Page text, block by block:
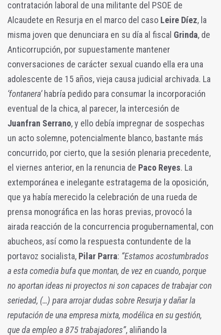
contratación laboral de una militante del PSOE de
Alcaudete en Resurja en el marco del caso Leire Díez, la
misma joven que denunciara en su día al fiscal Grinda, de
Anticorrupción, por supuestamente mantener
conversaciones de carácter sexual cuando ella era una
adolescente de 15 años, vieja causa judicial archivada. La
‘fontanera’habría pedido para consumar la incorporación
eventual de la chica, al parecer, la intercesión de
Juanfran Serrano, y ello debía impregnar de sospechas
un acto solemne, potencialmente blanco, bastante más
concurrido, por cierto, que la sesión plenaria precedente,
el viernes anterior, en la renuncia de Paco Reyes. La
extemporánea e inelegante estratagema de la oposición,
que ya había merecido la celebración de una rueda de
prensa monográfica en las horas previas, provocó la
airada reacción de la concurrencia progubernamental, con
abucheos, así como la respuesta contundente de la
portavoz socialista, Pilar Parra: “Estamos acostumbrados
a esta comedia bufa que montan, de vez en cuando, porque
no aportan ideas ni proyectos ni son capaces de trabajar con
seriedad, (…) para arrojar dudas sobre Resurja y dañar la
reputación de una empresa mixta, modélica en su gestión,
que da empleo a 875 trabajadores”, aliñando la